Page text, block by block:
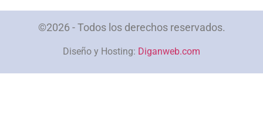
©2026 - Todos los derechos reservados.
Diseño y Hosting: Diganweb.com